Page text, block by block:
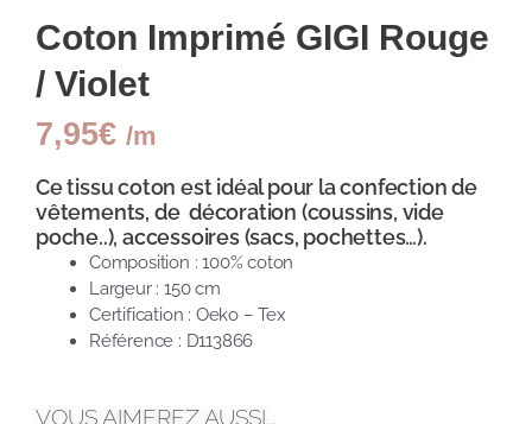
Coton Imprimé GIGI Rouge
/ Violet
7,95€ /m
Ce tissu coton est idéal pour la confection de
vêtements, de décoration (coussins, vide
poche..), accessoires (sacs, pochettes…).
Composition : 100% coton
Largeur : 150 cm
Certification : Oeko – Tex
Référence : D113866
VOUS AIMEREZ AUSSI...